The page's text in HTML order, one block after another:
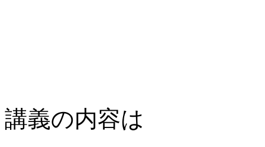
講義の内容は